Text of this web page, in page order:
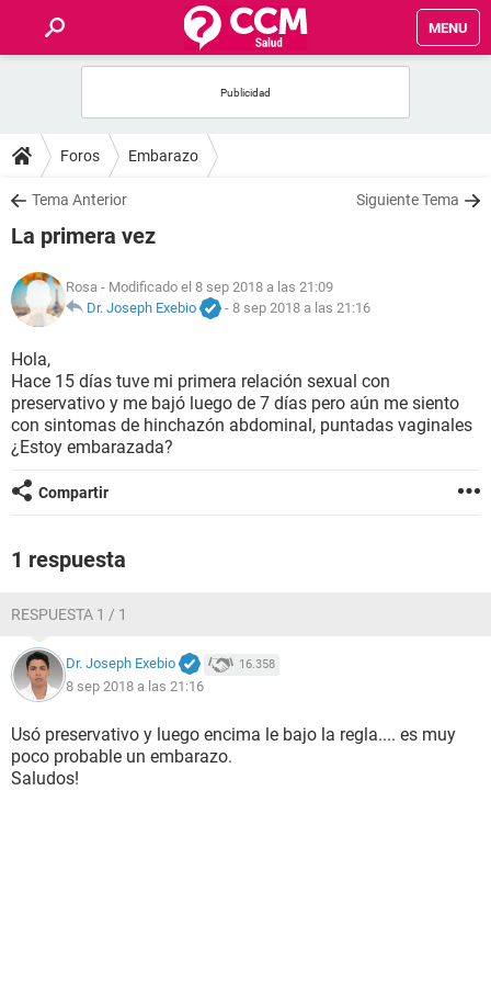
MENU
FOROS
SALUD
FAMILIA
NUTRICIÓN
BIENESTAR
SEXUALIDAD
GLOSARIO
Foros Embarazo
Tema Anterior Siguiente Tema
La primera vez
Rosa - Modificado el 8 sep 2018 a las 21:09
Dr. Joseph Exebio
- 8 sep 2018 a las 21:16
Hola,
Hace 15 días tuve mi primera relación sexual con
preservativo y me bajó luego de 7 días pero aún me siento
con sintomas de hinchazón abdominal, puntadas vaginales
¿Estoy embarazada?
Compartir
1 respuesta
RESPUESTA 1 / 1
Dr. Joseph Exebio 16.358
8 sep 2018 a las 21:16
Usó preservativo y luego encima le bajo la regla.... es muy
poco probable un embarazo.
Saludos!